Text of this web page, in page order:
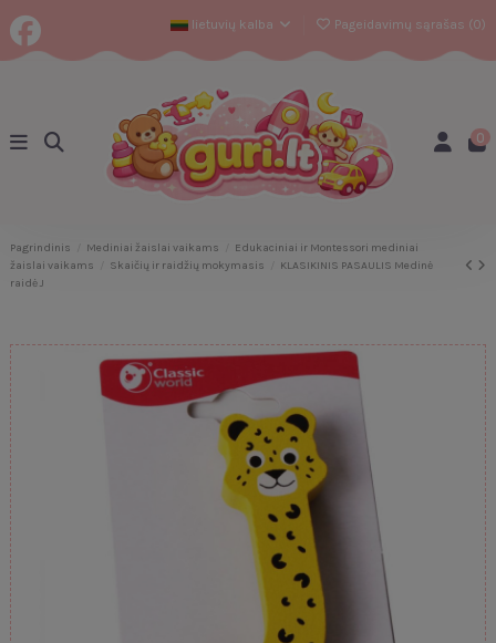
lietuvių kalba Pageidavimų sąrašas (0)
0
Pagrindinis Mediniai žaislai vaikams
Edukaciniai ir Montessori mediniai
žaislai vaikams
Skaičių ir raidžių mokymasis
KLASIKINIS PASAULIS Medinė
raidė J